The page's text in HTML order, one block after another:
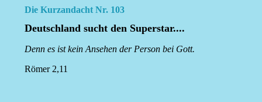
Die Kurzandacht Nr. 103
Deutschland sucht den Superstar....
Denn es ist kein Ansehen der Person bei Gott.
Römer 2,11